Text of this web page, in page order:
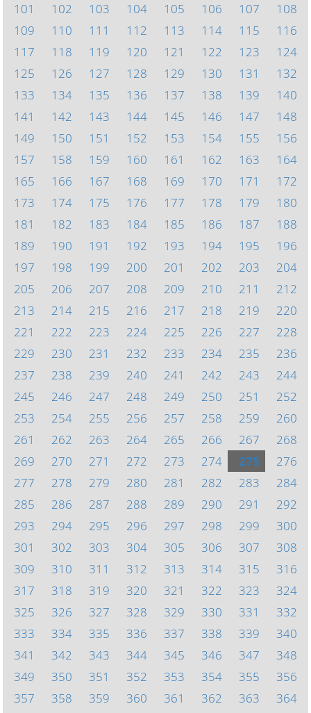
101
102 103 104 105 106 107
108
109
110 111 112 113 114 115
116
117
118 119 120 121 122 123
124
125
126 127 128 129 130 131
132
133
134 135 136 137 138 139
140
141
142 143 144 145 146 147
148
149
150 151 152 153 154 155
156
157
158 159 160 161 162 163
164
165
166 167 168 169 170 171
172
173
174 175 176 177 178 179
180
181
182 183 184 185 186 187
188
189
190 191 192 193 194 195
196
197
198 199 200 201 202 203
204
205
206 207 208 209 210 211
212
213
214 215 216 217 218 219
220
221
222 223 224 225 226 227
228
229
230 231 232 233 234 235
236
237
238 239 240 241 242 243
244
245
246 247 248 249 250 251
252
253
254 255 256 257 258 259
260
261
262 263 264 265 266 267
268
269
270 271 272 273 274 275
276
277
278 279 280 281 282 283
284
285
286 287 288 289 290 291
292
293
294 295 296 297 298 299
300
301
302 303 304 305 306 307
308
309
310 311 312 313 314 315
316
317
318 319 320 321 322 323
324
325
326 327 328 329 330 331
332
333
334 335 336 337 338 339
340
341
342 343 344 345 346 347
348
349
350 351 352 353 354 355
356
357
358 359 360 361 362 363
364